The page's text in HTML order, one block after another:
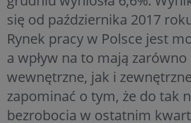
się od października 2017
Rynek pracy w Polsce jest
a wpływ na to mają
wewnętrzne, jak i
zapominać o tym, że do tak
bezrobocia w ostatnim